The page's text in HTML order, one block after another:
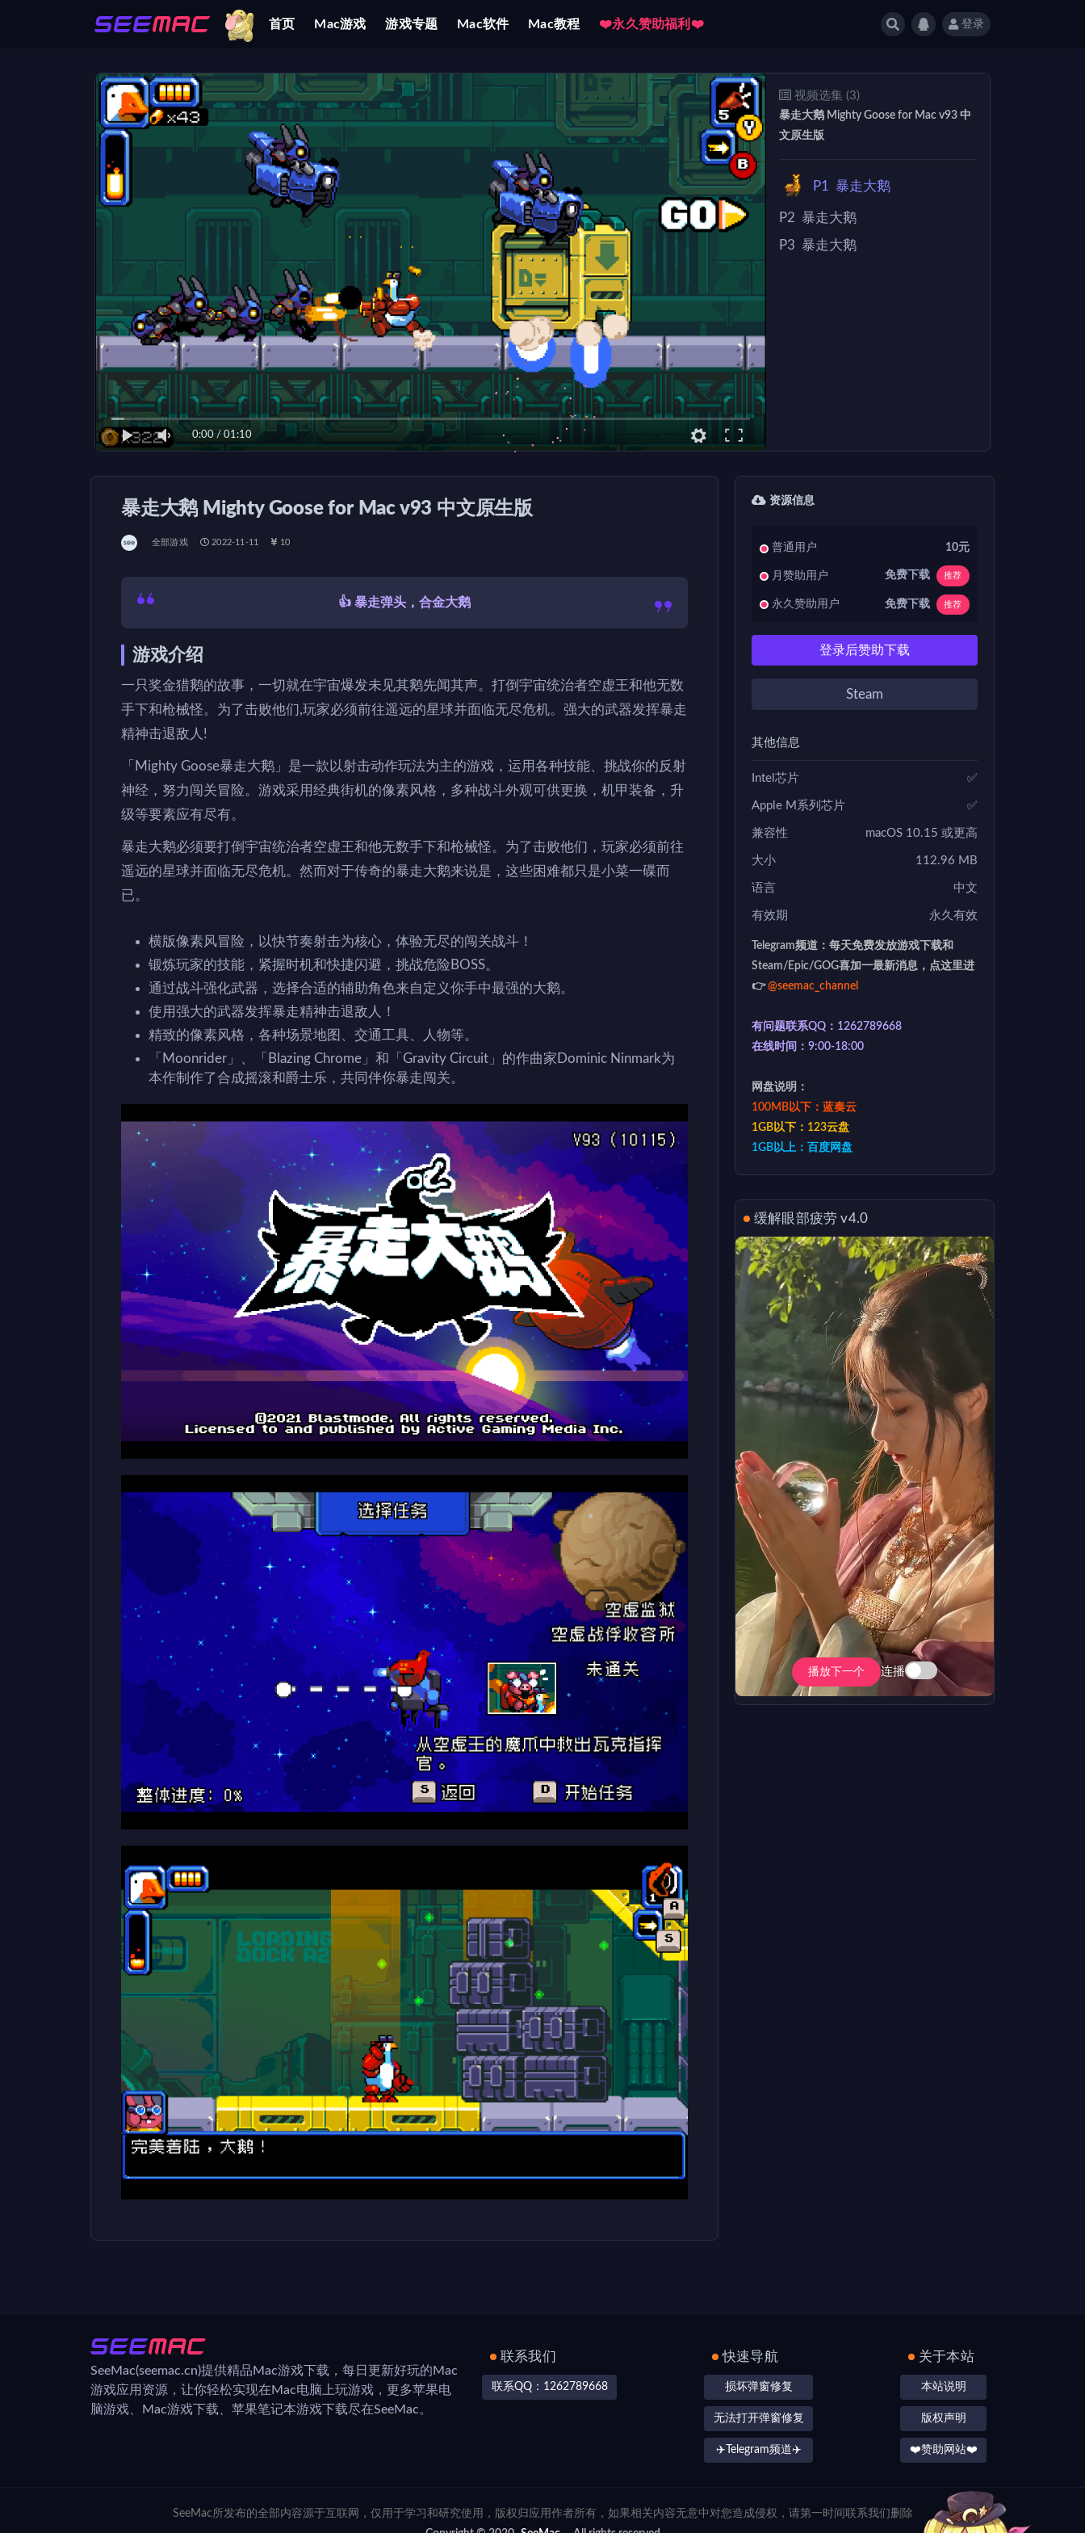
首页 Mac游戏 游戏专题 Mac软件 Mac教程 ❤️永久赞助福利❤️ 登录
0:00/01:10
视频选集 (3)
暴走大鹅 Mighty Goose for Mac v93 中
文原生版
P1 暴走大鹅
P2 暴走大鹅
P3 暴走大鹅
暴走大鹅 Mighty Goose for Mac v93 中文原生版
全部游戏 2022-11-11 10
👍 暴走弹头，合金大鹅
游戏介绍
一只奖金猎鹅的故事，一切就在宇宙爆发未见其鹅先闻其声。打倒宇宙统治者空虚王和他无数
手下和枪械怪。为了击败他们,玩家必须前往遥远的星球并面临无尽危机。强大的武器发挥暴走
精神击退敌人!
「Mighty Goose暴走大鹅」是一款以射击动作玩法为主的游戏，运用各种技能、挑战你的反射
神经，努力闯关冒险。游戏采用经典街机的像素风格，多种战斗外观可供更换，机甲装备，升
级等要素应有尽有。
暴走大鹅必须要打倒宇宙统治者空虚王和他无数手下和枪械怪。为了击败他们，玩家必须前往
遥远的星球并面临无尽危机。然而对于传奇的暴走大鹅来说是，这些困难都只是小菜一碟而
已。
横版像素风冒险，以快节奏射击为核心，体验无尽的闯关战斗！
锻炼玩家的技能，紧握时机和快捷闪避，挑战危险BOSS。
通过战斗强化武器，选择合适的辅助角色来自定义你手中最强的大鹅。
使用强大的武器发挥暴走精神击退敌人！
精致的像素风格，各种场景地图、交通工具、人物等。
「Moonrider」、「Blazing Chrome」和「Gravity Circuit」的作曲家Dominic Ninmark为
本作制作了合成摇滚和爵士乐，共同伴你暴走闯关。
资源信息
普通用户 10元
月赞助用户 免费下载 推荐
永久赞助用户 免费下载 推荐
登录后赞助下载
Steam
其他信息
Intel芯片 ✅
Apple M系列芯片 ✅
兼容性 macOS 10.15 或更高
大小 112.96 MB
语言 中文
有效期 永久有效
Telegram频道：每天免费发放游戏下载和
Steam/Epic/GOG喜加一最新消息，点这里进
👉@seemac_channel
有问题联系QQ：1262789668
在线时间：9:00-18:00
网盘说明：
100MB以下：蓝奏云
1GB以下：123云盘
1GB以上：百度网盘
缓解眼部疲劳 v4.0
播放下一个 连播
SeeMac(seemac.cn)提供精品Mac游戏下载，每日更新好玩的Mac
游戏应用资源，让你轻松实现在Mac电脑上玩游戏，更多苹果电
脑游戏、Mac游戏下载、苹果笔记本游戏下载尽在SeeMac。
联系我们
联系QQ：1262789668
快速导航
损坏弹窗修复
无法打开弹窗修复
✈️Telegram频道✈️
关于本站
本站说明
版权声明
❤️赞助网站❤️
SeeMac所发布的全部内容源于互联网，仅用于学习和研究使用，版权归应用作者所有，如果相关内容无意中对您造成侵权，请第一时间联系我们删除